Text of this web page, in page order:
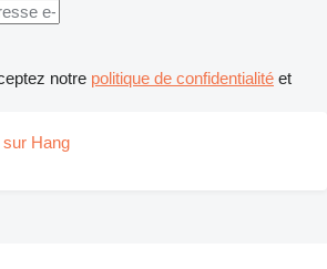
notre politique de confidentialité et
Hang